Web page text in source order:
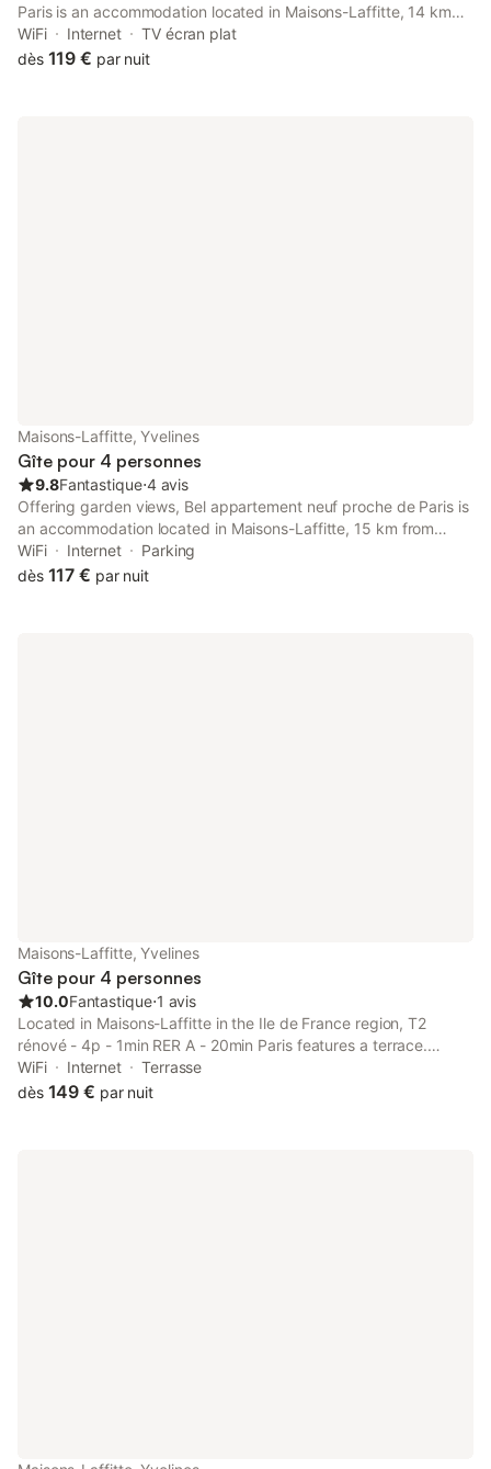
Paris is an accommodation located in Maisons-Laffitte, 14 km
from Palais des Congrès de Paris and 15 km from Arc de
Triomphe.
WiFi Internet
TV écran plat
dès 119 € par nuit
Maisons-Laffitte, Yvelines
Gîte pour 4 personnes
9.8Fantastique⋅4 avis
Offering garden views, Bel appartement neuf proche de Paris is
an accommodation located in Maisons-Laffitte, 15 km from
Palais des Congrès de Paris and 16 km from Arc de Triomphe.
WiFi Internet
Parking
dès 117 € par nuit
Maisons-Laffitte, Yvelines
Gîte pour 4 personnes
10.0Fantastique⋅1 avis
Located in Maisons-Laffitte in the Ile de France region, T2
rénové - 4p - 1min RER A - 20min Paris features a terrace.
Among the facilities at this property are a 24-hour front desk
and full-day security, along with free WiFi throughout the
WiFi Internet
Terrasse
dès 149 € par nuit